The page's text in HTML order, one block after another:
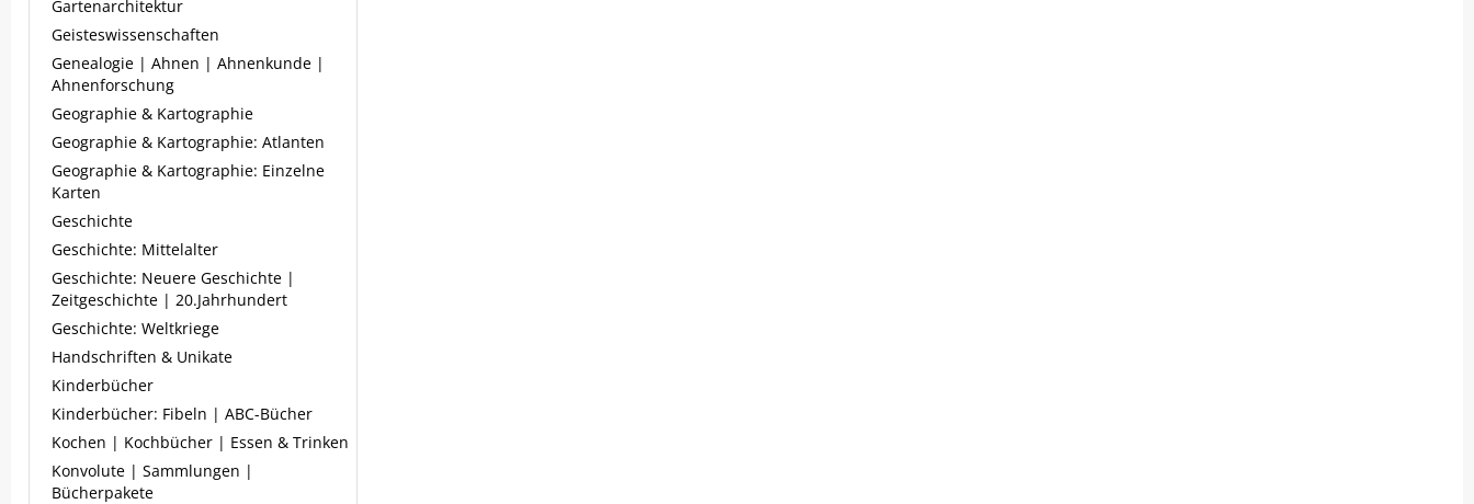
Gartenarchitektur
Geisteswissenschaften
Genealogie | Ahnen | Ahnenkunde |
Ahnenforschung
Geographie & Kartographie
Geographie & Kartographie: Atlanten
Geographie & Kartographie: Einzelne
Karten
Geschichte
Geschichte: Mittelalter
Geschichte: Neuere Geschichte |
Zeitgeschichte | 20.Jahrhundert
Geschichte: Weltkriege
Handschriften & Unikate
Kinderbücher
Kinderbücher: Fibeln | ABC-Bücher
Kochen | Kochbücher | Essen & Trinken
Konvolute | Sammlungen |
Bücherpakete